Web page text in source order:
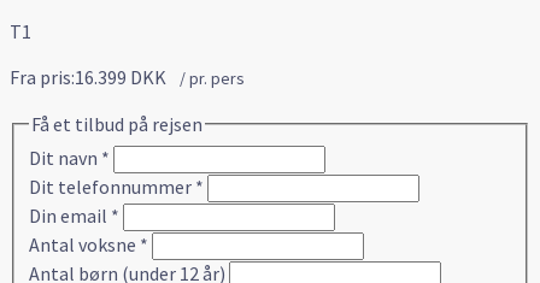
T1
Fra pris:16.399 DKK / pr. pers
Få et tilbud på rejsen
Dit navn *
Dit telefonnummer *
Din email *
Antal voksne *
Antal børn (under 12 år)